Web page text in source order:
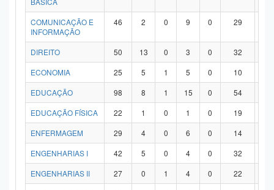
COMUNICAÇÃO E
INFORMAÇÃO
46 2 0 9 0 29
DIREITO 50 13 0 3 0 32
ECONOMIA
25 5 1 5 0 10
EDUCAÇÃO
98 8 1 15 0 54
EDUCAÇÃO FÍSICA
22 1 0 1 0 19
ENFERMAGEM
29 4 0 6 0 14
ENGENHARIAS I
42 5 0 4 0 32
ENGENHARIAS II
27 0 1 4 0 22